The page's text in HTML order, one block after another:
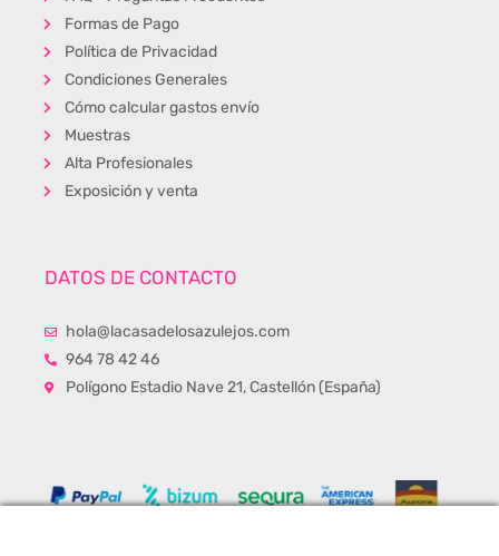
Formas de Pago
Política de Privacidad
Condiciones Generales
Cómo calcular gastos envío
Muestras
Alta Profesionales
Exposición y venta
DATOS DE CONTACTO
hola@lacasadelosazulejos.com
964 78 42 46
Polígono Estadio Nave 21, Castellón (España)